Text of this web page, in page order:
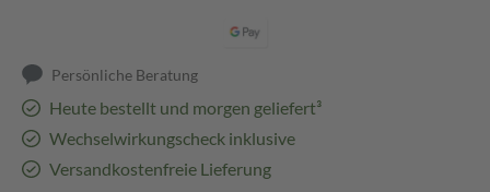
Persönliche Beratung
Heute bestellt und morgen geliefert³
Wechselwirkungscheck inklusive
Versandkostenfreie Lieferung